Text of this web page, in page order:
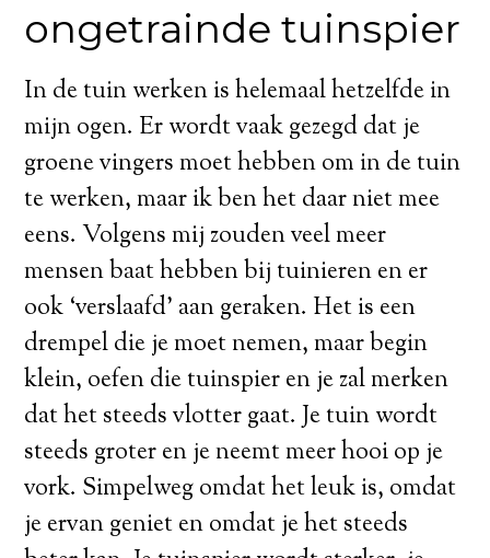
ongetrainde tuinspier
In de tuin werken is helemaal hetzelfde in
mijn ogen. Er wordt vaak gezegd dat je
groene vingers moet hebben om in de tuin
te werken, maar ik ben het daar niet mee
eens. Volgens mij zouden veel meer
mensen baat hebben bij tuinieren en er
ook ‘verslaafd’ aan geraken. Het is een
drempel die je moet nemen, maar begin
klein, oefen die tuinspier en je zal merken
dat het steeds vlotter gaat. Je tuin wordt
steeds groter en je neemt meer hooi op je
vork. Simpelweg omdat het leuk is, omdat
je ervan geniet en omdat je het steeds